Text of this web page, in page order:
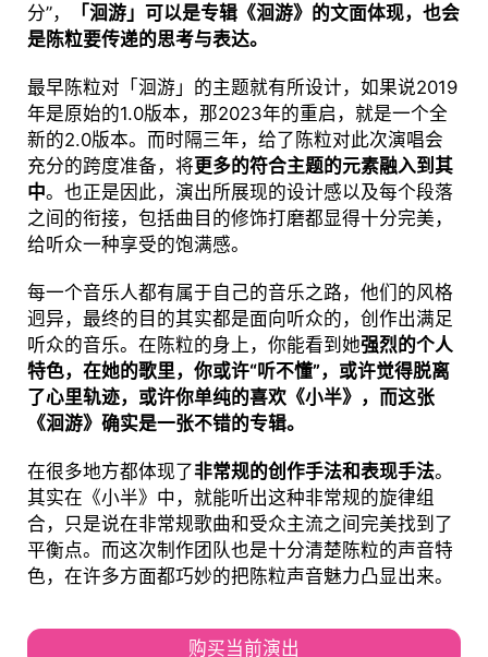
分”，
「洄游」可以是专辑《洄游》的文面体现，也会
是陈粒要传递的思考与表达。
最早陈粒对「洄游」的主题就有所设计，如果说2019
年是原始的1.0版本，那2023年的重启，就是一个全
新的2.0版本。而时隔三年，给了陈粒对此次演唱会
充分的跨度准备，将更多的符合主题的元素融入到其
中。也正是因此，演出所展现的设计感以及每个段落
之间的衔接，包括曲目的修饰打磨都显得十分完美，
给听众一种享受的饱满感。
每一个音乐人都有属于自己的音乐之路，他们的风格
迥异，最终的目的其实都是面向听众的，创作出满足
听众的音乐。在陈粒的身上，你能看到她强烈的个人
特色，在她的歌里，你或许“听不懂”，或许觉得脱离
了心里轨迹，或许你单纯的喜欢《小半》，而这张
《洄游》确实是一张不错的专辑。
在很多地方都体现了非常规的创作手法和表现手法。
其实在《小半》中，就能听出这种非常规的旋律组
合，只是说在非常规歌曲和受众主流之间完美找到了
平衡点。而这次制作团队也是十分清楚陈粒的声音特
色，在许多方面都巧妙的把陈粒声音魅力凸显出来。
购买当前演出